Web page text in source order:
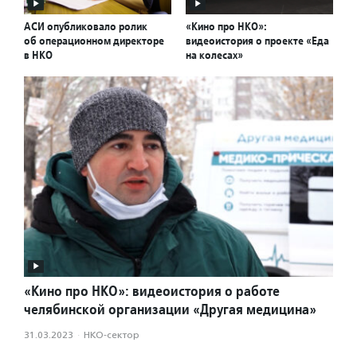
АСИ опубликовало ролик
об операционном директоре
в НКО
«Кино про НКО»:
видеоистория о проекте «Еда
на колесах»
«Кино про НКО»: видеоистория о работе
челябинской организации «Другая медицина»
31.03.2023 · НКО-сектор